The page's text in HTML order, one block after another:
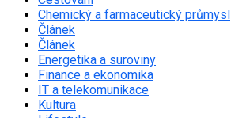
Chemický a farmaceutický průmysl
Článek
Článek
Energetika a suroviny
Finance a ekonomika
IT a telekomunikace
Kultura